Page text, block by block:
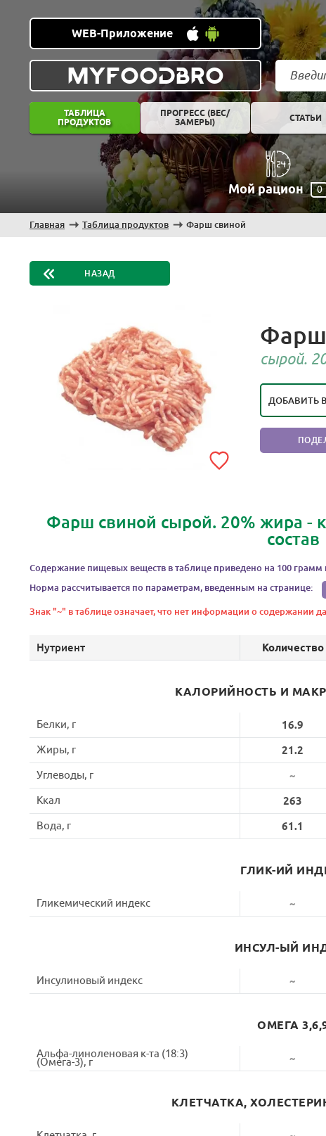
WEB-Приложение
MYFOODBRO
ТАБЛИЦА
ПРОДУКТОВ
ПРОГРЕСС (ВЕС/
ЗАМЕРЫ)
СТАТЬИ
Мой рацион 0
Главная Таблица продуктов Фарш свиной
НАЗАД
Фарш
сырой.
ДОБАВИТЬ
Фарш свиной сырой. 20% жира -
состав
Содержание пищевых веществ в таблице приведено на 100 грамм
Норма рассчитывается по параметрам, введенным на странице:
Знак "~" в таблице означает, что нет информации о содержании
Нутриент Количество
КАЛОРИЙНОСТЬ И
Белки, г 16.9
Жиры, г
21.2
Углеводы, г
~
Ккал
263
Вода, г
61.1
ГЛИК-ИЙ
Гликемический индекс ~
ИНСУЛ-ЫЙ
Инсулиновый индекс ~
ОМЕГА
Альфа-линоленовая к-та (18:3)
(Омега-3), г ~
КЛЕТЧАТКА,